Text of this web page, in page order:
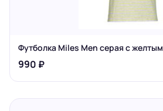
Футболка Miles Men серая с желтым
990 ₽